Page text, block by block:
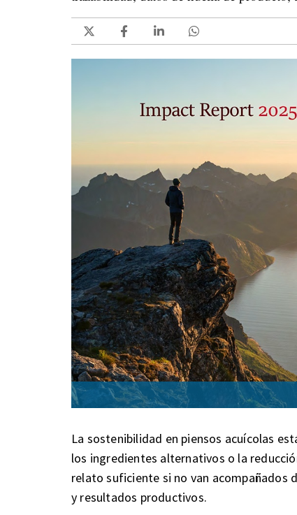
La sostenibilidad en piensos acuícolas
los ingredientes alternativos o la
relato suficiente si no van acompañados
y resultados productivos.